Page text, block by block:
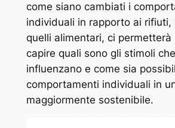
come siano cambiati i
individuali in rapporto ai rifiuti,
quelli alimentari, ci
capire quali sono gli stimoli
influenzano e come sia
comportamenti individuali in
maggiormente sostenibile.